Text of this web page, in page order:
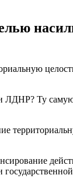
ЛДНР? Ту